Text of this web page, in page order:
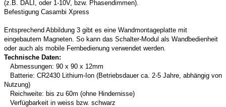
(z.B. DALI, oder 1-10V, bzw. Phasendimmen).
Befestigung Casambi Xpress
Entsprechend Abbildung 3 gibt es eine Wandmontageplatte mit
eingebautem Magneten. So kann das Schalter-Modul als Wandbedienheit
oder auch als mobile Fernbedienung verwendet werden.
Technische Daten:
Abmessungen: 90 x 90 x 12mm
Batterie: CR2430 Lithium-Ion (Betriebsdauer ca. 2-5 Jahre, abhängig von
Nutzung)
Reichweite: bis zu 60m (ohne Hindernisse)
Verfügbarkeit in weiss bzw. schwarz